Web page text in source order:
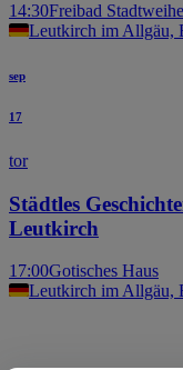
14:30Freibad
Leutkirch im Allgäu,
sep
17
tor
Städtles
Leutkirch
17:00Gotisches Haus
Leutkirch im Allgäu,